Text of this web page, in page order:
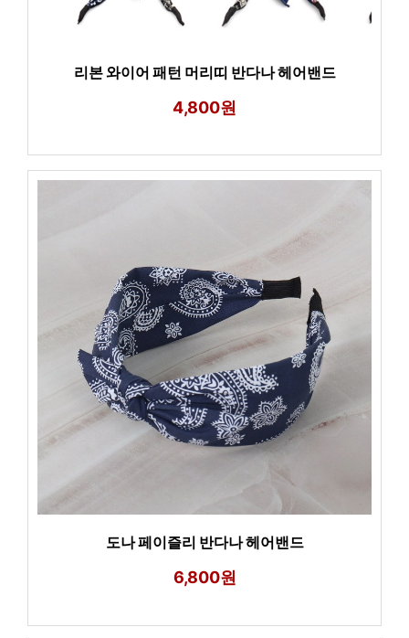
리본 와이어 패턴 머리띠 반다나 헤어밴드
4,800원
도나 페이즐리 반다나 헤어밴드
6,800원